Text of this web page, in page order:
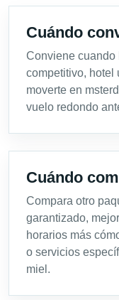
Cuándo
Conviene cuando
competitivo, hotel
moverte en
vuelo redondo
Cuándo
Compara otro
garantizado,
horarios más
o servicios
miel.